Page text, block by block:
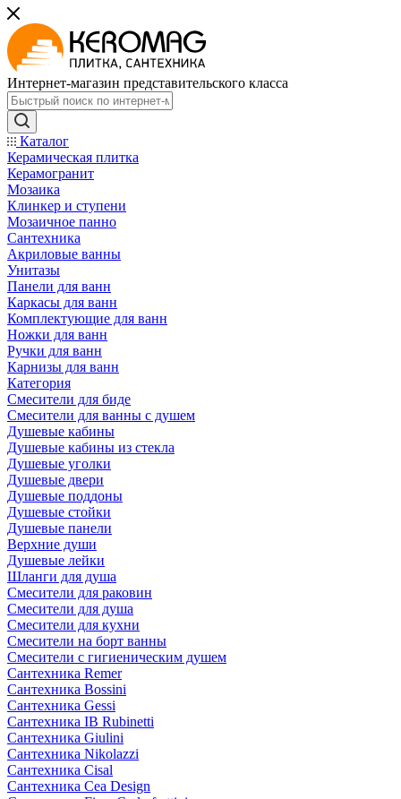
Интернет-магазин представительского класса
Каталог
Керамическая плитка
Керамогранит
Мозаика
Клинкер и ступени
Мозаичное панно
Сантехника
Акриловые ванны
Унитазы
Панели для ванн
Каркасы для ванн
Комплектующие для ванн
Ножки для ванн
Ручки для ванн
Карнизы для ванн
Категория
Смесители для биде
Смесители для ванны с душем
Душевые кабины
Душевые кабины из стекла
Душевые уголки
Душевые двери
Душевые поддоны
Душевые стойки
Душевые панели
Верхние души
Душевые лейки
Шланги для душа
Смесители для раковин
Смесители для душа
Смесители для кухни
Смесители на борт ванны
Смесители с гигиеническим душем
Сантехника Remer
Сантехника Bossini
Сантехника Gessi
Сантехника IB Rubinetti
Сантехника Giulini
Сантехника Nikolazzi
Сантехника Cisal
Сантехника Cea Design